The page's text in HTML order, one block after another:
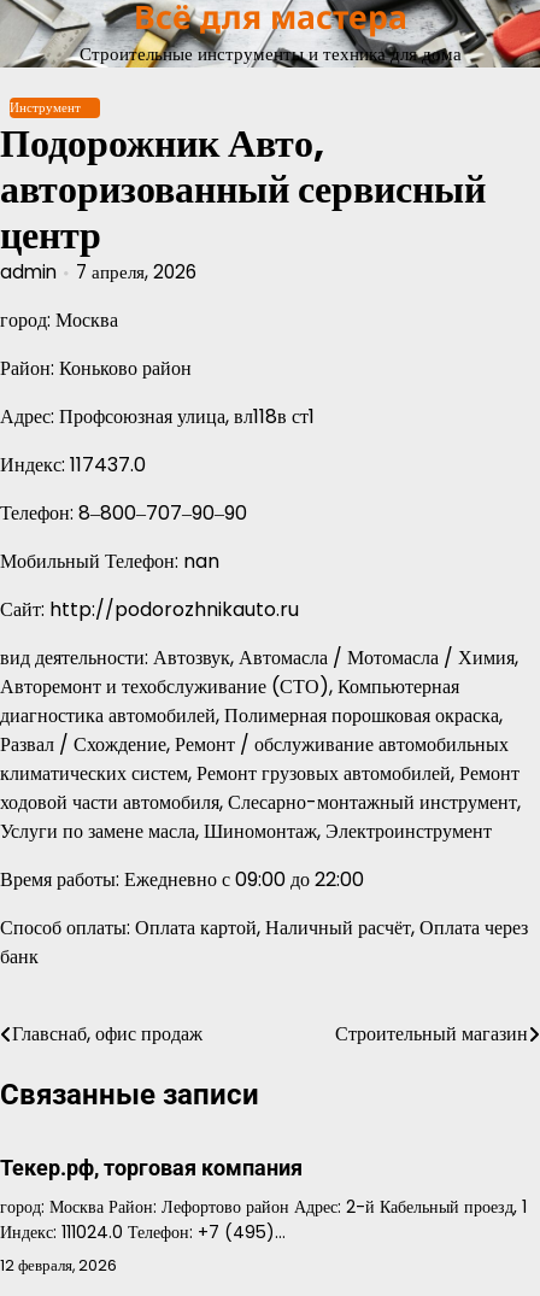
Перейти
содержимому
Всё для мастера
Строительные инструменты и техника для дома
Инструмент
Подорожник Авто,
авторизованный сервисный
центр
admin 7 апреля, 2026
город: Москва
Район: Коньково район
Адрес: Профсоюзная улица, вл118в ст1
Индекс: 117437.0
Телефон: 8‒800‒707‒90‒90
Мобильный Телефон: nan
Сайт: http://podorozhnikauto.ru
вид деятельности: Автозвук, Автомасла / Мотомасла / Химия,
Авторемонт и техобслуживание (СТО), Компьютерная
диагностика автомобилей, Полимерная порошковая окраска,
Развал / Схождение, Ремонт / обслуживание автомобильных
климатических систем, Ремонт грузовых автомобилей, Ремонт
ходовой части автомобиля, Слесарно-монтажный инструмент,
Услуги по замене масла, Шиномонтаж, Электроинструмент
Время работы: Ежедневно с 09:00 до 22:00
Способ оплаты: Оплата картой, Наличный расчёт, Оплата через
банк
Навигация
по
Главснаб, офис продаж Строительный магазин
Связанные записи
Текер.рф, торговая компания
город: Москва Район: Лефортово район Адрес: 2-й Кабельный проезд, 1
Индекс: 111024.0 Телефон: +7 (495)…
12 февраля, 2026